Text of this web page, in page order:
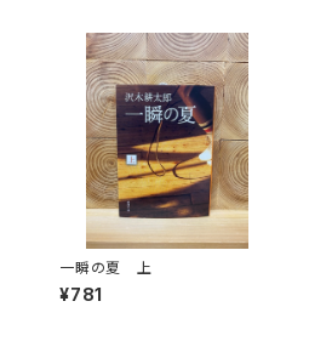
一瞬の夏 上
¥781